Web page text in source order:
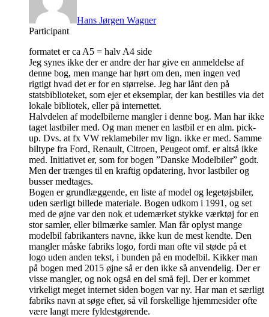
Hans Jørgen Wagner
Participant
formatet er ca A5 = halv A4 side
Jeg synes ikke der er andre der har give en anmeldelse af
denne bog, men mange har hørt om den, men ingen ved
rigtigt hvad det er for en størrelse. Jeg har lånt den på
statsbiblioteket, som ejer et eksemplar, der kan bestilles via det
lokale bibliotek, eller på internettet.
Halvdelen af modelbilerne mangler i denne bog. Man har ikke
taget lastbiler med. Og man mener en lastbil er en alm. pick-
up. Dvs. at fx VW reklamebiler mv lign. ikke er med. Samme
biltype fra Ford, Renault, Citroen, Peugeot omf. er altså ikke
med. Initiativet er, som for bogen ”Danske Modelbiler” godt.
Men der trænges til en kraftig opdatering, hvor lastbiler og
busser medtages.
Bogen er grundlæggende, en liste af model og legetøjsbiler,
uden særligt billede materiale. Bogen udkom i 1991, og set
med de øjne var den nok et udemærket stykke værktøj for en
stor samler, eller bilmærke samler. Man får oplyst mange
modelbil fabrikanters navne, ikke kun de mest kendte. Den
mangler måske fabriks logo, fordi man ofte vil støde på et
logo uden anden tekst, i bunden på en modelbil. Kikker man
på bogen med 2015 øjne så er den ikke så anvendelig. Der er
visse mangler, og nok også en del små fejl. Der er kommet
virkeligt meget internet siden bogen var ny. Har man et særligt
fabriks navn at søge efter, så vil forskellige hjemmesider ofte
være langt mere fyldestgørende.